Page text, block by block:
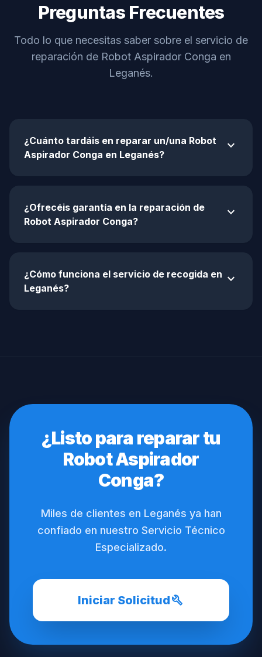
Preguntas Frecuentes
Todo lo que necesitas saber sobre el servicio de
reparación de Robot Aspirador Conga en
Leganés.
¿Cuánto tardáis en reparar un/una Robot
Aspirador Conga en Leganés?
expand_more
¿Ofrecéis garantía en la reparación de
Robot Aspirador Conga?
expand_more
¿Cómo funciona el servicio de recogida en
Leganés?
expand_more
¿Listo para reparar tu
Robot Aspirador
Conga?
Miles de clientes en Leganés ya han
confiado en nuestro Servicio Técnico
Especializado.
Iniciar Solicitudbuild